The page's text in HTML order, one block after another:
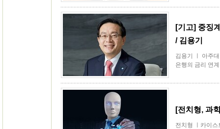
[기고] 중징
/ 김용기
김용기 ㅣ 아주
은행의 금리 연
[전치형, 과
전치형 ㅣ카이스